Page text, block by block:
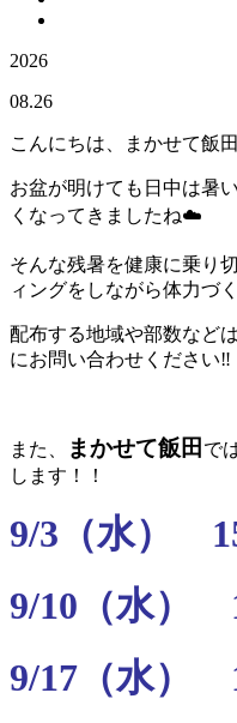
2026
08.26
こんにちは、まかせて飯
お盆が明けても日中は暑
くなってきましたね☁️
そんな残暑を健康に乗り
ィングをしながら体力づ
配布する地域や部数など
にお問い合わせください‼️
また、 まかせて飯田 で
します！！
9/3（水）
9/10（水）
9/17（水）